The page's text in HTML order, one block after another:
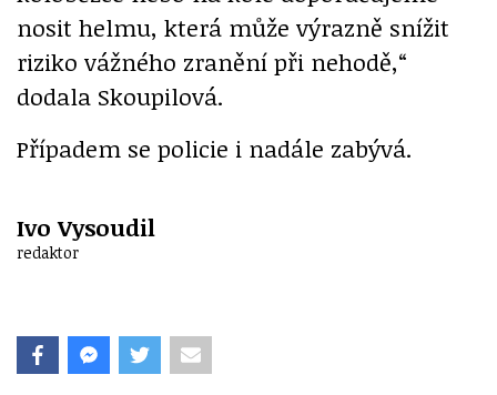
nosit helmu, která může výrazně snížit
riziko vážného zranění při nehodě,“
dodala Skoupilová.
Případem se policie i nadále zabývá.
Ivo Vysoudil
redaktor